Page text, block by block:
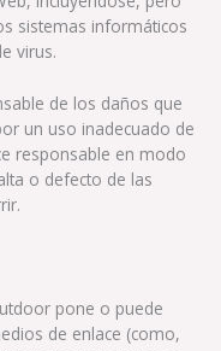
sistemas informáticos
virus.
de los daños que
un uso inadecuado de
responsable en modo
o defecto de las
pone o puede
de enlace (como,